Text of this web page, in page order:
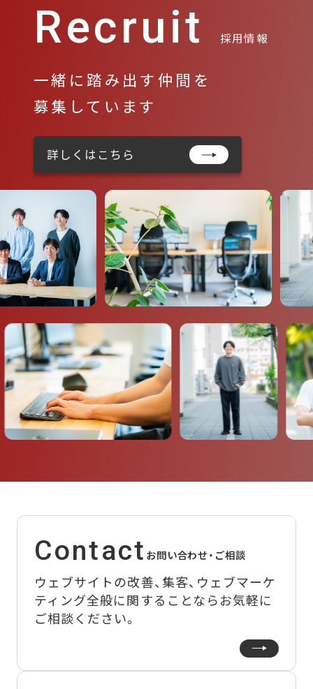
Recruit 採用情報
一緒に踏み出す仲間を
募集しています
詳しくはこちら
Contact お問い合わせ・ご相談
ウェブサイトの改善、集客、ウェブマーケ
ティング全般に関することならお気軽に
ご相談ください。